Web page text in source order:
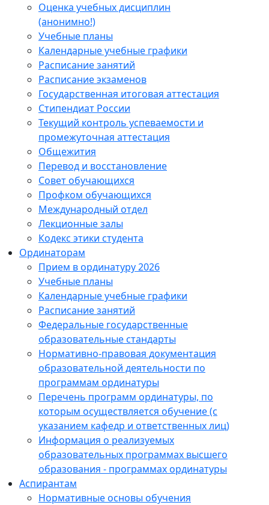
Оценка учебных дисциплин
(анонимно!)
Учебные планы
Календарные учебные графики
Расписание занятий
Расписание экзаменов
Государственная итоговая аттестация
Стипендиат России
Текущий контроль успеваемости и
промежуточная аттестация
Общежития
Перевод и восстановление
Совет обучающихся
Профком обучающихся
Международный отдел
Лекционные залы
Кодекс этики студента
Ординаторам
Прием в ординатуру 2026
Учебные планы
Календарные учебные графики
Расписание занятий
Федеральные государственные
образовательные стандарты
Нормативно-правовая документация
образовательной деятельности по
программам ординатуры
Перечень программ ординатуры, по
которым осуществляется обучение (с
указанием кафедр и ответственных лиц)
Информация о реализуемых
образовательных программах высшего
образования - программах ординатуры
Аспирантам
Нормативные основы обучения